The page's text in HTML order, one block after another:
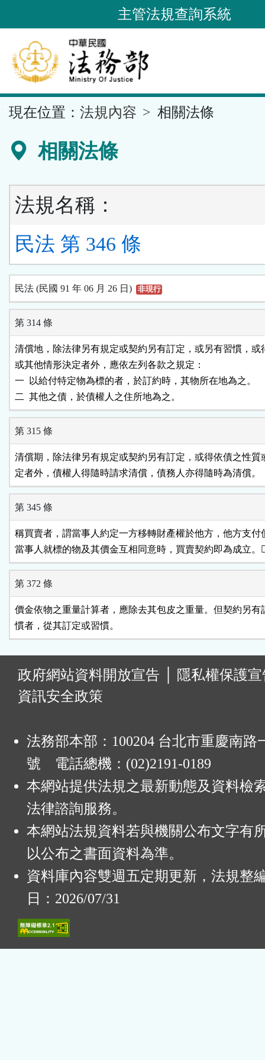
到
要
內
容
區
主管法規查詢系統
現在位置： 法規內容 相關法條
相關法條
法規名稱：
民法 第 346 條
民法 (民國 91 年 06 月 26 日) 非現行
第 314 條
清償地，除法律另有規定或契約另有訂定，或另有習慣，或
或其他情形決定者外，應依左列各款之規定：
一  以給付特定物為標的者，於訂約時，其物所在地為之。
二  其他之債，於債權人之住所地為之。
第 315 條
清償期，除法律另有規定或契約另有訂定，或得依債之性質
定者外，債權人得隨時請求清償，債務人亦得隨時為清償。
第 345 條
稱買賣者，謂當事人約定一方移轉財產權於他方，他方支付
當事人就標的物及其價金互相同意時，買賣契約即為成立
第 372 條
價金依物之重量計算者，應除去其包皮之重量。但契約另有
慣者，從其訂定或習慣。
政府網站資料開放宣告
隱私權保護
資訊安全政策
法務部本部：100204 台北市重慶南路
號 電話總機：(02)2191-0189
本網站提供法規之最新動態及資料檢
法律諮詢服務。
本網站法規資料若與機關公布文字有
以公布之書面資料為準。
資料庫內容雙週五定期更新，法規整
日：2026/07/31